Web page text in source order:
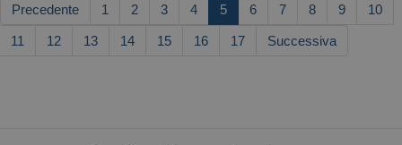
Precedente 1 2 3 4 5 6 7 8 9 10
11 12 13 14 15 16 17 Successiva